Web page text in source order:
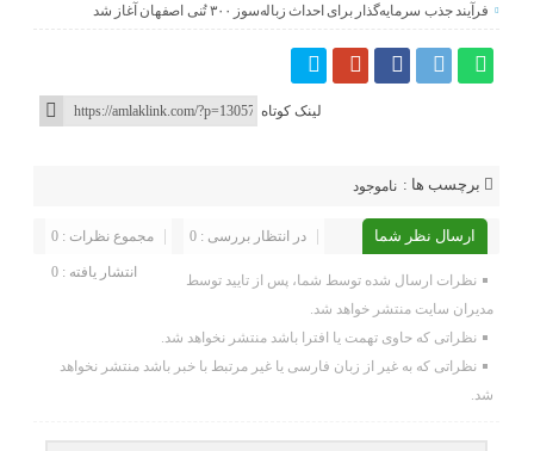
فرآیند جذب سرمایه‌گذار برای احداث زباله‌سوز ۳۰۰ تُنی اصفهان آغاز شد
لینک کوتاه
برچسب ها : ناموجود
ارسال نظر شما مجموع نظرات : 0 در انتظار بررسی : 0
انتشار یافته : 0
نظرات ارسال شده توسط شما، پس از تایید توسط
مدیران سایت منتشر خواهد شد.
نظراتی که حاوی تهمت یا افترا باشد منتشر نخواهد شد.
نظراتی که به غیر از زبان فارسی یا غیر مرتبط با خبر باشد منتشر نخواهد
شد.